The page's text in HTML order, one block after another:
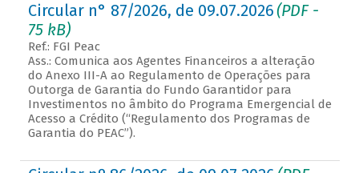
Circular n° 87/2026, de 09.07.2026(PDF -
75 kB)
Ref.: FGI Peac
Ass.: Comunica aos Agentes Financeiros a alteração
do Anexo III-A ao Regulamento de Operações para
Outorga de Garantia do Fundo Garantidor para
Investimentos no âmbito do Programa Emergencial de
Acesso a Crédito (“Regulamento dos Programas de
Garantia do PEAC”).